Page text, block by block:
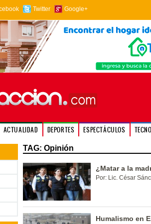
Twitter Google+
ACTUALIDAD DEPORTES ESPECTÁCULOS
TAG: Opinión
¿Matar a la
Por: Lic. César
Humalismo en